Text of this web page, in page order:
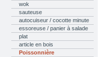
wok
sauteuse
autocuiseur / cocotte minute
essoreuse / panier à salade
plat
article en bois
Poissonnière